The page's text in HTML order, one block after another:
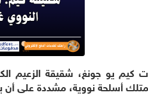
كيم يو جونغ، شقيقة الزعيم
أسلحة نووية، مشددة على أن